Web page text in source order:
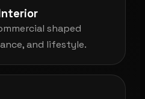
shaped
and lifestyle.